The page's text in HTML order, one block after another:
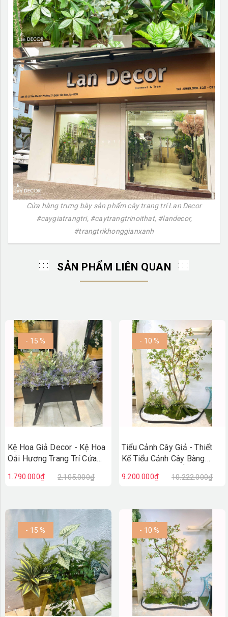
Cửa hàng trưng bày sản phẩm cây trang trí Lan Decor
#caygiatrangtri, #caytrangtrinoithat, #landecor,
#trangtrikhonggianxanh
SẢN PHẨM LIÊN QUAN
- 15 %
Kệ Hoa Giả Decor - Kệ Hoa
Oải Hương Trang Trí Cửa
(100X50X110cm)- BC279
1.790.000₫ 2.105.000₫
- 10 %
Tiểu Cảnh Cây Giả - Thiết
Kế Tiểu Cảnh Cây Bàng
(90X200X230cm)- RC148
9.200.000₫ 10.222.000₫
- 15 % - 10 %